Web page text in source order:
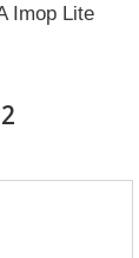
Imop Lite